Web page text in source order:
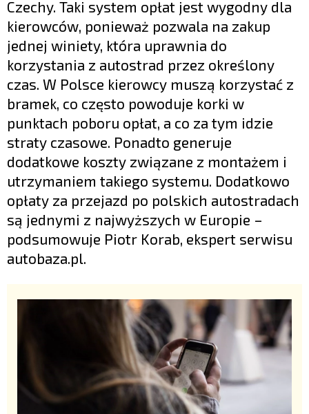
Czechy. Taki system opłat jest wygodny dla
kierowców, ponieważ pozwala na zakup
jednej winiety, która uprawnia do
korzystania z autostrad przez określony
czas. W Polsce kierowcy muszą korzystać z
bramek, co często powoduje korki w
punktach poboru opłat, a co za tym idzie
straty czasowe. Ponadto generuje
dodatkowe koszty związane z montażem i
utrzymaniem takiego systemu. Dodatkowo
opłaty za przejazd po polskich autostradach
są jednymi z najwyższych w Europie –
podsumowuje Piotr Korab, ekspert serwisu
autobaza.pl.